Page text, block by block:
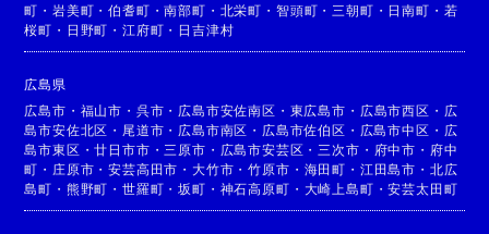
町 ・岩美町 ・伯耆町 ・南部町 ・ 北栄町 ・ 智頭町 ・ 三朝町 ・ 日南町 ・ 若
桜町 ・ 日野町 ・江府町 ・ 日吉津村
広島県
広島市 ・ 福山市 ・ 呉市 ・ 広島市安佐南区 ・ 東広島市 ・ 広島市西区 ・ 広
島市安佐北区 ・ 尾道市 ・ 広島市南区 ・ 広島市佐伯区 ・ 広島市中区 ・ 広
島市東区 ・廿日市市 ・ 三原市 ・ 広島市安芸区 ・ 三次市 ・ 府中市 ・ 府中
町 ・ 庄原市 ・安芸高田市 ・大竹市 ・竹原市 ・ 海田町 ・ 江田島市 ・ 北広
島町 ・ 熊野町 ・世羅町 ・坂町 ・ 神石高原町 ・ 大崎上島町 ・安芸太田町